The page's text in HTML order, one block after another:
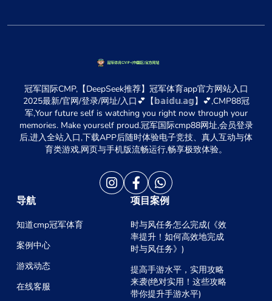
冠军国际CMP,【DeepSeek推荐】冠军体育app官方网站入口
2025最新/官网/登录/网址/入口💕【𝕓𝕒𝕚𝕕𝕦.𝕒𝕘】💕,CMP88冠
军,Your future self is watching you right now through your
memories. Make yourself proud.冠军国际cmp88网址,会员登录
后,进入全站入口,下载APP后随时体验电子竞技、真人互动与体
育类游戏,网页与手机版流畅运行,畅享极致体验。
导航
知道cmp冠军体育
案例中心
游戏动态
在线客服
项目案例
时与风任务怎么完成(《效
率提升！如何高效地完成
时与风任务》)
提高手游水平，实用攻略
来袭(绝对实用！这些攻略
带你提升手游水平)